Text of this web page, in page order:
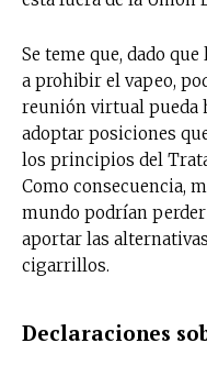
Se teme que, dado
a prohibir el vapeo,
reunión virtual pueda
adoptar posiciones
los principios del
Como consecuencia,
mundo podrían
aportar las
cigarrillos.
Declaraciones